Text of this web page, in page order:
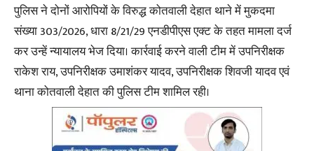
पुलिस ने दोनों आरोपियों के विरुद्ध कोतवाली देहात थाने में मुकदमा
संख्या 303/2026, धारा 8/21/29 एनडीपीएस एक्ट के तहत मामला दर्ज
कर उन्हें न्यायालय भेज दिया। कार्रवाई करने वाली टीम में उपनिरीक्षक
राकेश राय, उपनिरीक्षक उमाशंकर यादव, उपनिरीक्षक शिवजी यादव एवं
थाना कोतवाली देहात की पुलिस टीम शामिल रही।